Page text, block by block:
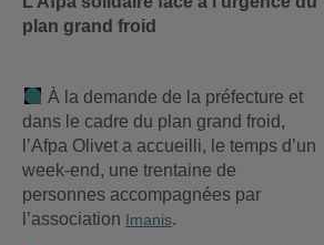
plan grand froid
À la demande de la préfecture et
dans le cadre du plan grand froid,
l’Afpa Olivet a accueilli, letemps d’un
week-end, une trentaine de
personnes accompagnées par
l’association Imanis.